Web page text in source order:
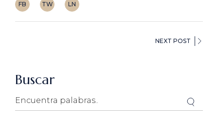
FB TW LN
NEXT POST
Buscar
Search